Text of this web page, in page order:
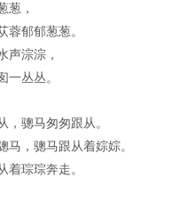
葱，
蓉郁郁葱葱。
声淙淙，
一丛丛。
，骢马匆匆跟从。
马，骢马跟从着婃婃。
着琮琮奔走。